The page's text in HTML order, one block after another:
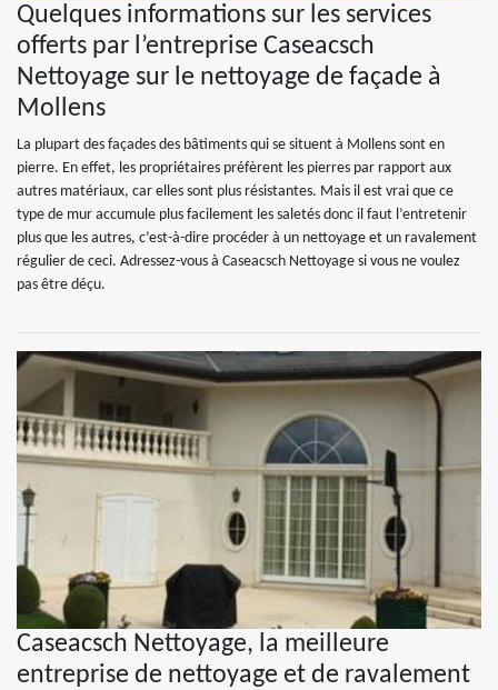
Quelques informations sur les services
offerts par l’entreprise Caseacsch
Nettoyage sur le nettoyage de façade à
Mollens
La plupart des façades des bâtiments qui se situent à Mollens sont en
pierre. En effet, les propriétaires préfèrent les pierres par rapport aux
autres matériaux, car elles sont plus résistantes. Mais il est vrai que ce
type de mur accumule plus facilement les saletés donc il faut l’entretenir
plus que les autres, c’est-à-dire procéder à un nettoyage et un ravalement
régulier de ceci. Adressez-vous à Caseacsch Nettoyage si vous ne voulez
pas être déçu.
Caseacsch Nettoyage, la meilleure
entreprise de nettoyage et de ravalement